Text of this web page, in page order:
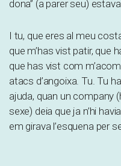
dona” (a parer seu)
I tu, que eres al meu
que m’has vist patir, que
que has vist com
atacs d’angoixa. Tu. Tu
ajuda, quan un company
sexe) deia que ja n’hi
em girava l’esquena per